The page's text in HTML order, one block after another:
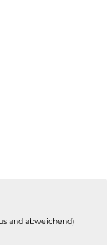
abweichend)